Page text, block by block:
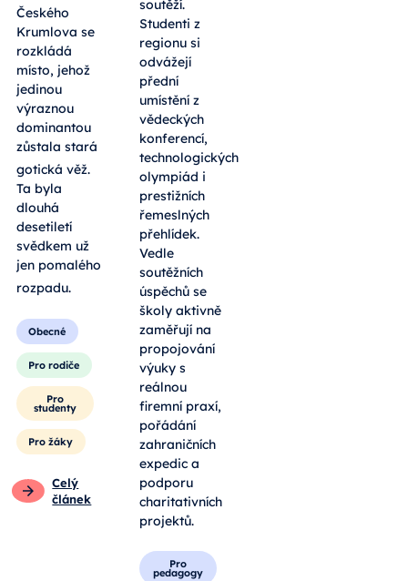
Českého
Krumlova se
rozkládá
místo, jehož
jedinou
výraznou
dominantou
zůstala stará
gotická věž.
Ta byla
dlouhá
desetiletí
svědkem už
jen pomalého
rozpadu.
Obecné
Pro rodiče
Pro
studenty
Pro žáky
Celý
článek
soutěží.
Studenti z
regionu si
odvážejí
přední
umístění z
vědeckých
konferencí,
technologických
olympiád i
prestižních
řemeslných
přehlídek.
Vedle
soutěžních
úspěchů se
školy aktivně
zaměřují na
propojování
výuky s
reálnou
firemní praxí,
pořádání
zahraničních
expedic a
podporu
charitativních
projektů.
Pro
pedagogy